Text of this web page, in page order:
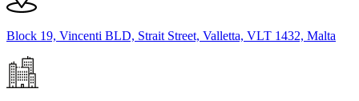
Block 19, Vincenti BLD, Strait Street, Valletta, VLT 1432, Malta